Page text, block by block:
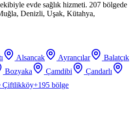
evde sağlık hizmeti. 207 bölgede
Denizli, Uşak, Kütahya,
Alsancak Ayrancılar
Balatçık
Bozyaka Çamdibi
Çandarlı
Çiftlikköy+195 bölge